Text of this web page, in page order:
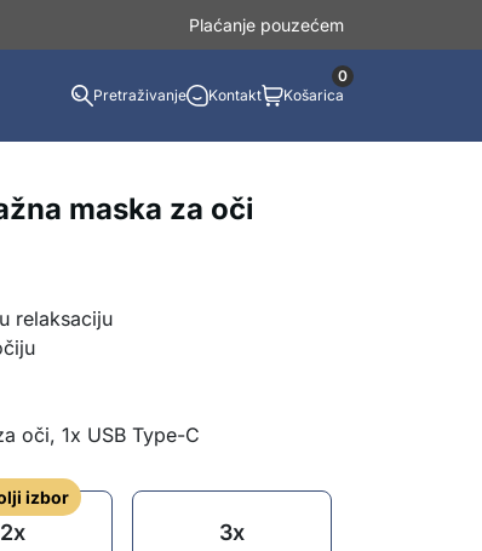
Plaćanje pouzećem
Pretraživanje Kontakt Košarica
0
maska za oči
relaksaciju
oči, 1x USB Type-C
izbor
2x
3x